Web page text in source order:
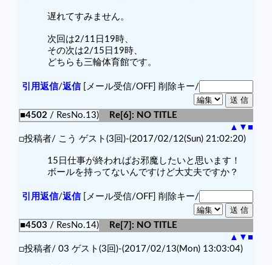
遅れてすみません。
次回は2/11日19時、
その次は2/15日19時、
どちらも三輪体育館です。
引用返信/返信[メール受信/OFF] 削除キー/
■4502 / ResNo.13)
Re[6]: NO TITLE
▲ ▼ ■
□投稿者/ こう ゲスト(3回)-(2017/02/12(Sun) 21:02:20)
15日仕事が終わればお邪魔したいと思います！
ボールを持ってないんですけど大丈夫ですか？
引用返信/返信[メール受信/OFF] 削除キー/
■4503 / ResNo.14)
Re[7]: NO TITLE
▲ ▼ ■
□投稿者/ 03 ゲスト(3回)-(2017/02/13(Mon) 13:03:04)